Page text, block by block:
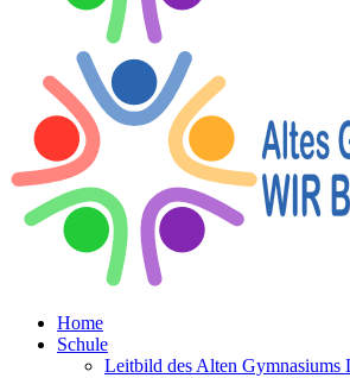
Home
Schule
Leitbild des Alten Gymnasiums